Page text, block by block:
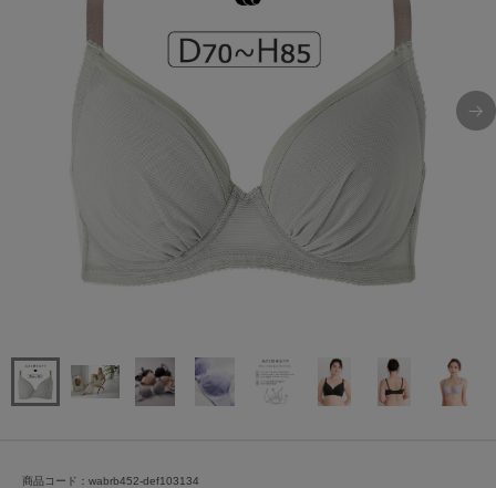
商品コード：wabrb452-def103134